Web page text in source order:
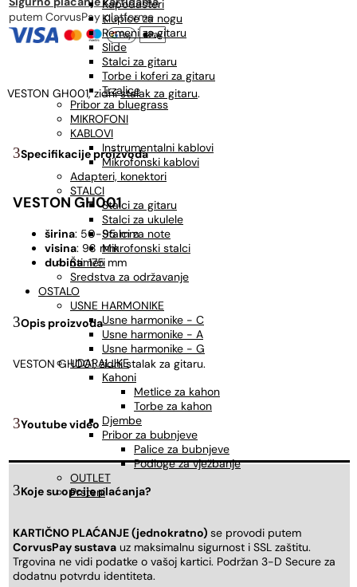
Kapodasteri
Klupice za nogu
Remeni za gitaru
Slide
Stalci za gitaru
Torbe i koferi za gitaru
Trzalice
Pribor za bluegrass
MIKROFONI
KABLOVI
Instrumentalni kablovi
Mikrofonski kablovi
Adapteri, konektori
STALCI
Stalci za gitaru
Stalci za ukulele
Stalci za note
Mikrofonski stalci
Štimeri
Sredstva za održavanje
OSTALO
USNE HARMONIKE
Usne harmonike - C
Usne harmonike - A
Usne harmonike - G
UDARALJKE
Kahoni
Metlice za kahon
Torbe za kahon
Djembe
Pribor za bubnjeve
Palice za bubnjeve
Podloge za vježbanje
OUTLET
Prsteni
putem CorvusPay platforme
VESTON GH001, zidnistalak za gitaru.
Specifikacije proizvoda
VESTON GH001
širina: 50-95 mm
visina: 98 mm
dubina: 175 mm
Opis proizvoda
VESTON GH001, zidni stalak za gitaru.
Youtube video
Koje su opcije plaćanja?
KARTIČNO PLAĆANJE (jednokratno) se provodi putem
CorvusPay sustava uz maksimalnu sigurnost i SSL zaštitu.
Trgovina ne vidi podatke o vašoj kartici. Podržan 3-D Secure za
dodatnu potvrdu identiteta.